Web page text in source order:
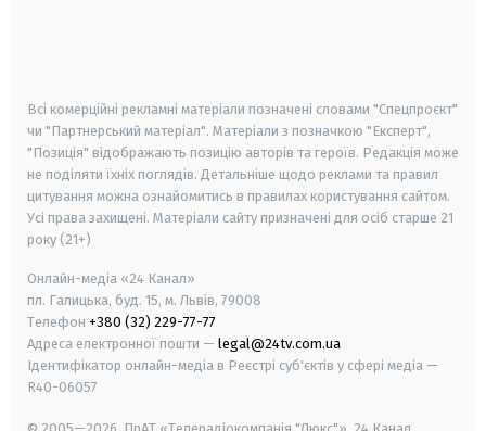
Всі комерційні рекламні матеріали позначені словами "Спецпроєкт"
чи "Партнерський матеріал". Матеріали з позначкою "Експерт",
"Позиція" відображають позицію авторів та героїв. Редакція може
не поділяти їхніх поглядів. Детальніше щодо реклами та правил
цитування можна ознайомитись в правилах користування сайтом.
Усі права захищені. Матеріали сайту призначені для осіб старше 21
року (21+)
Онлайн-медіа «24 Канал»
пл. Галицька, буд. 15, м. Львів, 79008
Телефон +380 (32) 229-77-77
Адреса електронної пошти — legal@24tv.com.ua
Ідентифікатор онлайн-медіа в Реєстрі суб'єктів у сфері медіа —
R40-06057